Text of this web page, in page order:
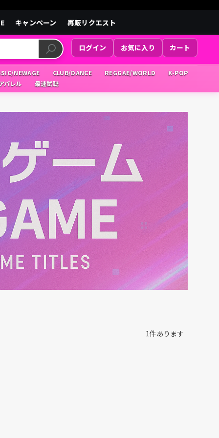
キャンペーン 再販リクエスト
ログイン お気に入り カート
NEWAGE CLUB/DANCE REGGAE/WORLD
K-POP
パレル 最速試聴
1件あります